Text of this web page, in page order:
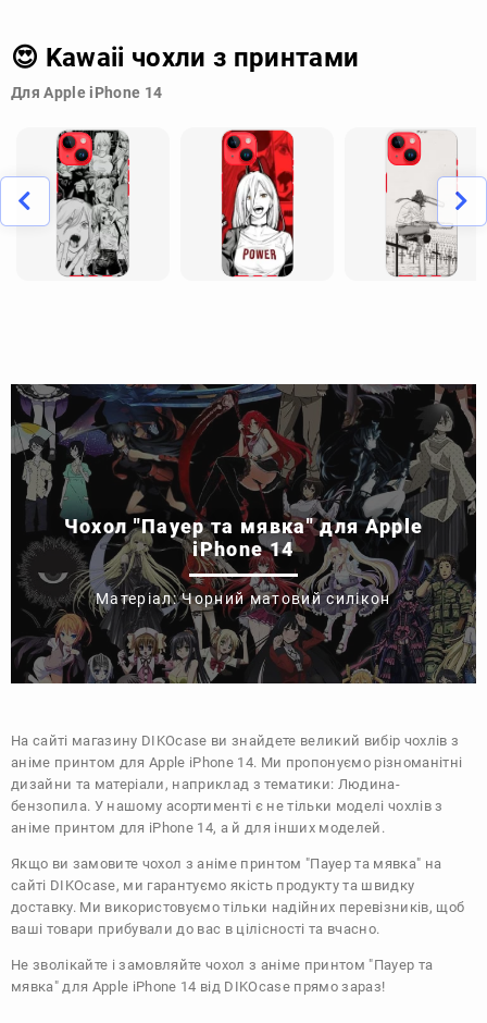
😍 Kawaii чохли з принтами
Для Apple iPhone 14
Чохол "Пауер та мявка" для Apple
iPhone 14
Матеріал: Чорний матовий силікон
На сайті магазину DIKOcase ви знайдете великий вибір чохлів з
аніме принтом для Apple iPhone 14. Ми пропонуємо різноманітні
дизайни та матеріали, наприклад з тематики: Людина-
бензопила. У нашому асортименті є не тільки моделі чохлів з
аніме принтом для iPhone 14, а й для інших моделей.
Якщо ви замовите чохол з аніме принтом "Пауер та мявка" на
сайті DIKOcase, ми гарантуємо якість продукту та швидку
доставку. Ми використовуємо тільки надійних перевізників, щоб
ваші товари прибували до вас в цілісності та вчасно.
Не зволікайте і замовляйте чохол з аніме принтом "Пауер та
мявка" для Apple iPhone 14 від DIKOcase прямо зараз!